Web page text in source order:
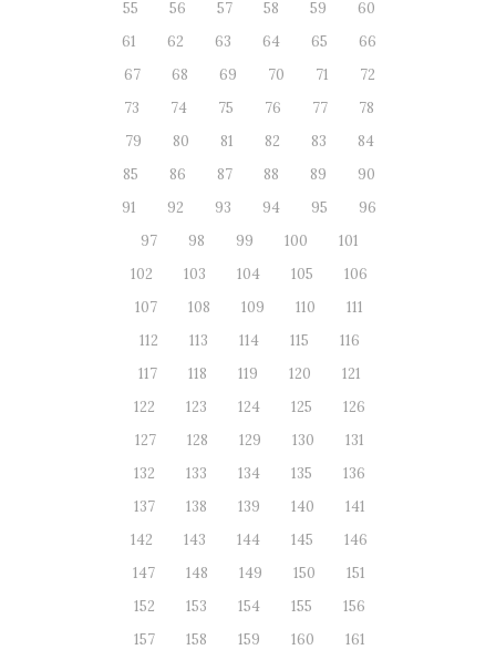
55
56 57 58 59
60
61
62 63 64 65
66
67
68 69 70 71
72
73
74 75 76 77
78
79
80 81 82 83
84
85
86 87 88 89
90
91
92 93 94 95
96
97
98 99 100
101
102
103 104 105
106
107
108 109 110
111
112
113 114 115
116
117
118 119 120
121
122
123 124 125
126
127
128 129 130
131
132
133 134 135
136
137
138 139 140
141
142
143 144 145
146
147
148 149 150
151
152
153 154 155
156
157
158 159 160
161